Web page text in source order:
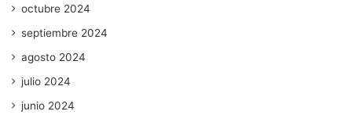
octubre 2024
septiembre 2024
agosto 2024
julio 2024
junio 2024